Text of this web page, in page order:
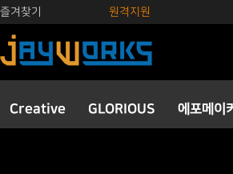
즐겨찾기 원격지원
Creative GLORIOUS 에포메이